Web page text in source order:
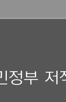
정부